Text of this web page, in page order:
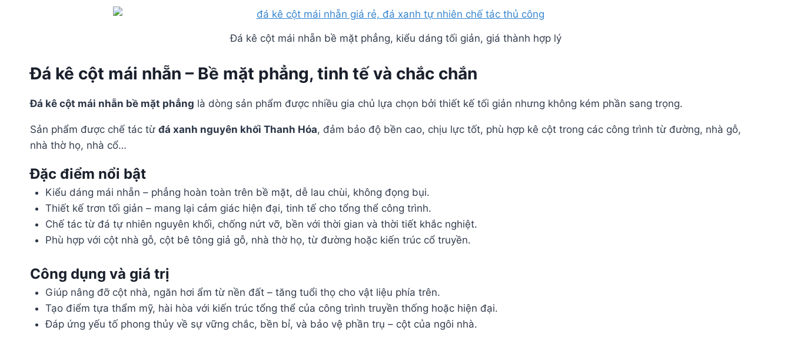
Đá kê cột mái nhẵn bề mặt phẳng, kiểu dáng tối giản, giá thành hợp lý
Đá kê cột mái nhẵn – Bề mặt phẳng, tinh tế và chắc chắn
Đá kê cột mái nhẵn bề mặt phẳng là dòng sản phẩm được nhiều gia chủ lựa chọn bởi thiết kế tối giản nhưng không kém phần sang trọng.
Sản phẩm được chế tác từ đá xanh nguyên khối Thanh Hóa, đảm bảo độ bền cao, chịu lực tốt, phù hợp kê cột trong các công trình từ đường, nhà gỗ,
nhà thờ họ, nhà cổ…
Đặc điểm nổi bật
Kiểu dáng mái nhẵn – phẳng hoàn toàn trên bề mặt, dễ lau chùi, không đọng bụi.
Thiết kế trơn tối giản – mang lại cảm giác hiện đại, tinh tế cho tổng thể công trình.
Chế tác từ đá tự nhiên nguyên khối, chống nứt vỡ, bền với thời gian và thời tiết khắc nghiệt.
Phù hợp với cột nhà gỗ, cột bê tông giả gỗ, nhà thờ họ, từ đường hoặc kiến trúc cổ truyền.
Công dụng và giá trị
Giúp nâng đỡ cột nhà, ngăn hơi ẩm từ nền đất – tăng tuổi thọ cho vật liệu phía trên.
Tạo điểm tựa thẩm mỹ, hài hòa với kiến trúc tổng thể của công trình truyền thống hoặc hiện đại.
Đáp ứng yếu tố phong thủy về sự vững chắc, bền bỉ, và bảo vệ phần trụ – cột của ngôi nhà.